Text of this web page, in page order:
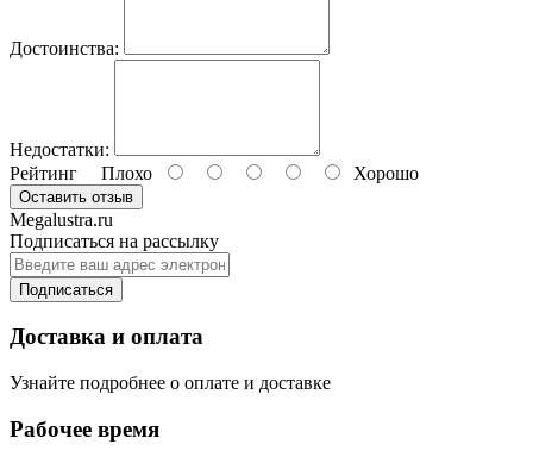
Достоинства:
Недостатки:
Рейтинг Плохо Хорошо
Оставить отзыв
Megalustra.ru
Подписаться на рассылку
Подписаться
Доставка и оплата
Узнайте подробнее о оплате и доставке
Рабочее время